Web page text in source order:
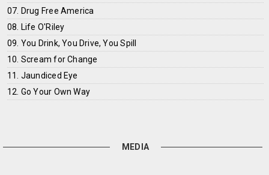
07. Drug Free America
08. Life O'Riley
09. You Drink, You Drive, You Spill
10. Scream for Change
11. Jaundiced Eye
12. Go Your Own Way
MEDIA